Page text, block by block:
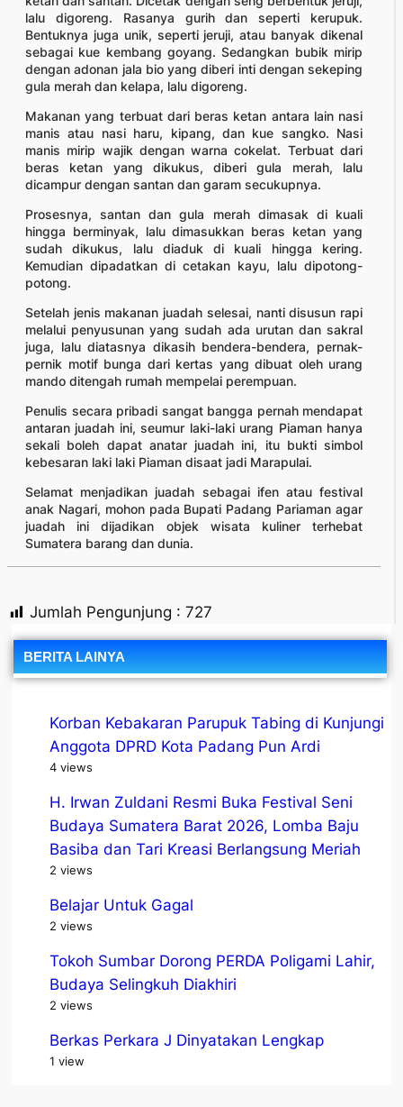
lalu digoreng. Rasanya gurih dan seperti kerupuk.
Bentuknya juga unik, seperti jeruji, atau banyak dikenal
sebagai kue kembang goyang. Sedangkan bubik mirip
dengan adonan jala bio yang diberi inti dengan sekeping
gula merah dan kelapa, lalu digoreng.
Makanan yang terbuat dari beras ketan antara lain nasi
manis atau nasi haru, kipang, dan kue sangko. Nasi
manis mirip wajik dengan warna cokelat. Terbuat dari
beras ketan yang dikukus, diberi gula merah, lalu
dicampur dengan santan dan garam secukupnya.
Prosesnya, santan dan gula merah dimasak di kuali
hingga berminyak, lalu dimasukkan beras ketan yang
sudah dikukus, lalu diaduk di kuali hingga kering.
Kemudian dipadatkan di cetakan kayu, lalu dipotong-
potong.
Setelah jenis makanan juadah selesai, nanti disusun rapi
melalui penyusunan yang sudah ada urutan dan sakral
juga, lalu diatasnya dikasih bendera-bendera, pernak-
pernik motif bunga dari kertas yang dibuat oleh urang
mando ditengah rumah mempelai perempuan.
Penulis secara pribadi sangat bangga pernah mendapat
antaran juadah ini, seumur laki-laki urang Piaman hanya
sekali boleh dapat anatar juadah ini, itu bukti simbol
kebesaran laki laki Piaman disaat jadi Marapulai.
Selamat menjadikan juadah sebagai ifen atau festival
anak Nagari, mohon pada Bupati Padang Pariaman agar
juadah ini dijadikan objek wisata kuliner terhebat
Sumatera barang dan dunia.
Jumlah Pengunjung : 727
BERITA LAINYA
Korban Kebakaran Parupuk Tabing di Kunjungi
Anggota DPRD Kota Padang Pun Ardi
4 views
H. Irwan Zuldani Resmi Buka Festival Seni
Budaya Sumatera Barat 2026, Lomba Baju
Basiba dan Tari Kreasi Berlangsung Meriah
2 views
Belajar Untuk Gagal
2 views
Tokoh Sumbar Dorong PERDA Poligami Lahir,
Budaya Selingkuh Diakhiri
2 views
Berkas Perkara J Dinyatakan Lengkap
1 view